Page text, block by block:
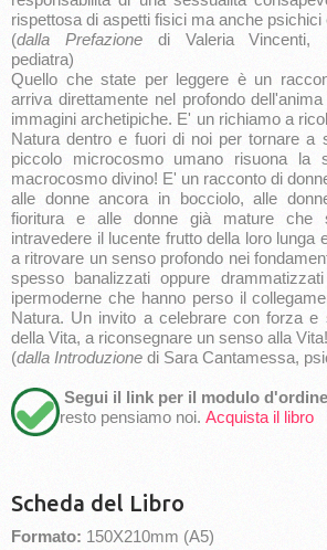
rispettosa di aspetti fisici ma anche psichici
(dalla Prefazionedi Valeria Vincenti,
pediatra)
Quello che state per leggere è un
arriva direttamente nel profondo
immagini archetipiche. E' un richiamo a
Natura dentro e fuori di noi per tornare a
piccolo microcosmo umano risuona la
macrocosmo divino! E' un racconto di
alle donne ancora in bocciolo, alle
fioritura e alle donne già mature che
intravedere il lucente frutto della loro lunga
a ritrovare un senso profondo nei
spesso banalizzati oppure
ipermoderne che hanno perso il
Natura. Un invito a celebrare con forza e
della Vita, a riconsegnare un senso alla Vita!
(dalla Introduzione di Sara Cantamessa,
Segui il link per il modulo d'ordine
resto pensiamo noi. Acquista il libro
Scheda del Libro
Formato: 150X210mm (A5)